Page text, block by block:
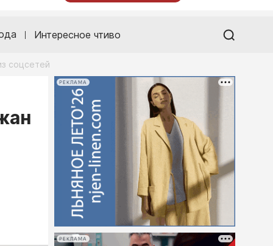
Интересное чтиво
соцсетей
РЕКЛАМА
РЕКЛАМА